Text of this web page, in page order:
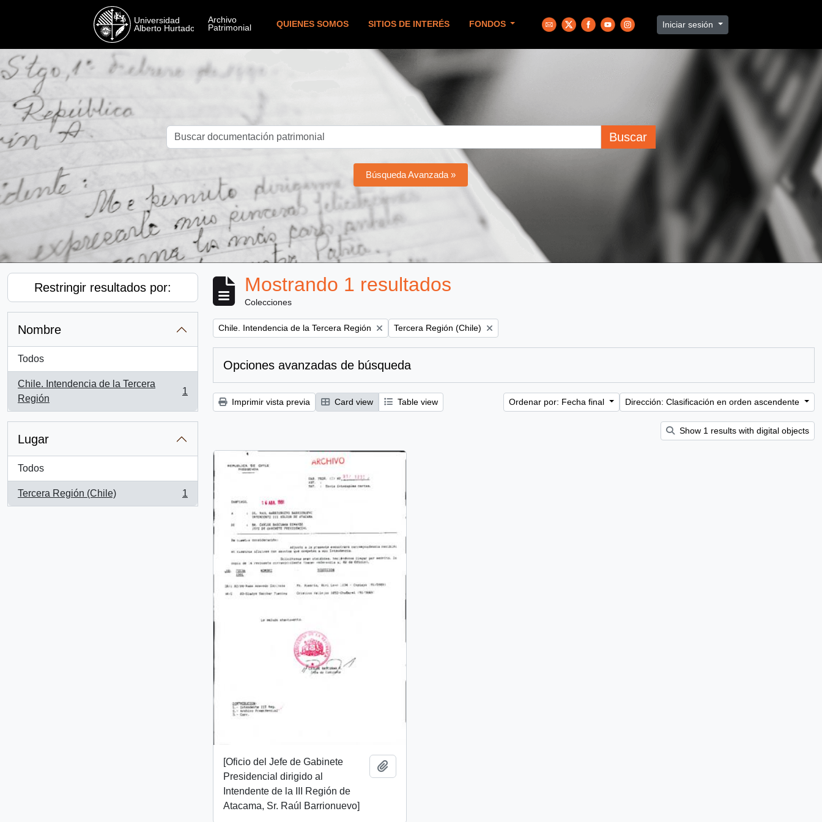
QUIENES SOMOS SITIOS DE INTERÉS FONDOS Iniciar sesión
Buscar
Búsqueda Avanzada »
Restringir resultados por:
Nombre
Todos
Chile. Intendencia de la Tercera
Región
, 1 resultados
1
Lugar
Todos
Tercera Región (Chile)
, 1 resultados
1
Mostrando 1 resultados
Colecciones
Remove filter:
Chile. Intendencia de la Tercera Región Remove filter:
Tercera Región (Chile)
Opciones avanzadas de búsqueda
Imprimir vista previa Card view Table view Ordenar por: Fecha final Dirección: Clasificación en orden ascendente
Show 1 results with digital objects
[Oficio del Jefe de Gabinete
Presidencial dirigido al
Intendente de la III Región de
Atacama, Sr. Raúl Barrionuevo]